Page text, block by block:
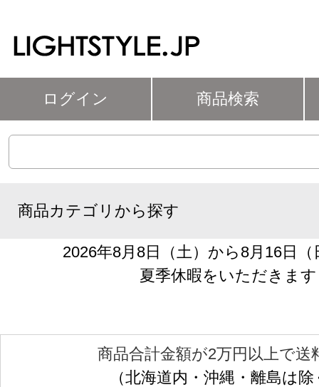
ログイン 商品検索
商品カテゴリから探す
2026年8月8日（土）から8月16日
夏季休暇をいただきます
商品合計金額が2万円以上で送
（北海道内・沖縄・離島は